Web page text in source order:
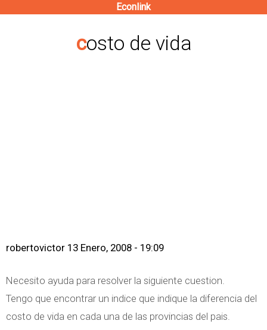
contenido
Econlink
costo de vida
robertovictor 13 Enero, 2008 - 19:09
Necesito ayuda para resolver la siguiente cuestion.
Tengo que encontrar un indice que indique la diferencia del
costo de vida en cada una de las provincias del pais.